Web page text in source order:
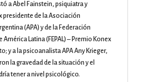
a Abel Fainstein, psiquiatra y
presidente de la Asociación
(APA) y de la Federación
América Latina (FEPAL) – Premio Konex
y a la psicoanalista APA Any Krieger,
la gravedad de la situación y el
tener a nivel psicológico.